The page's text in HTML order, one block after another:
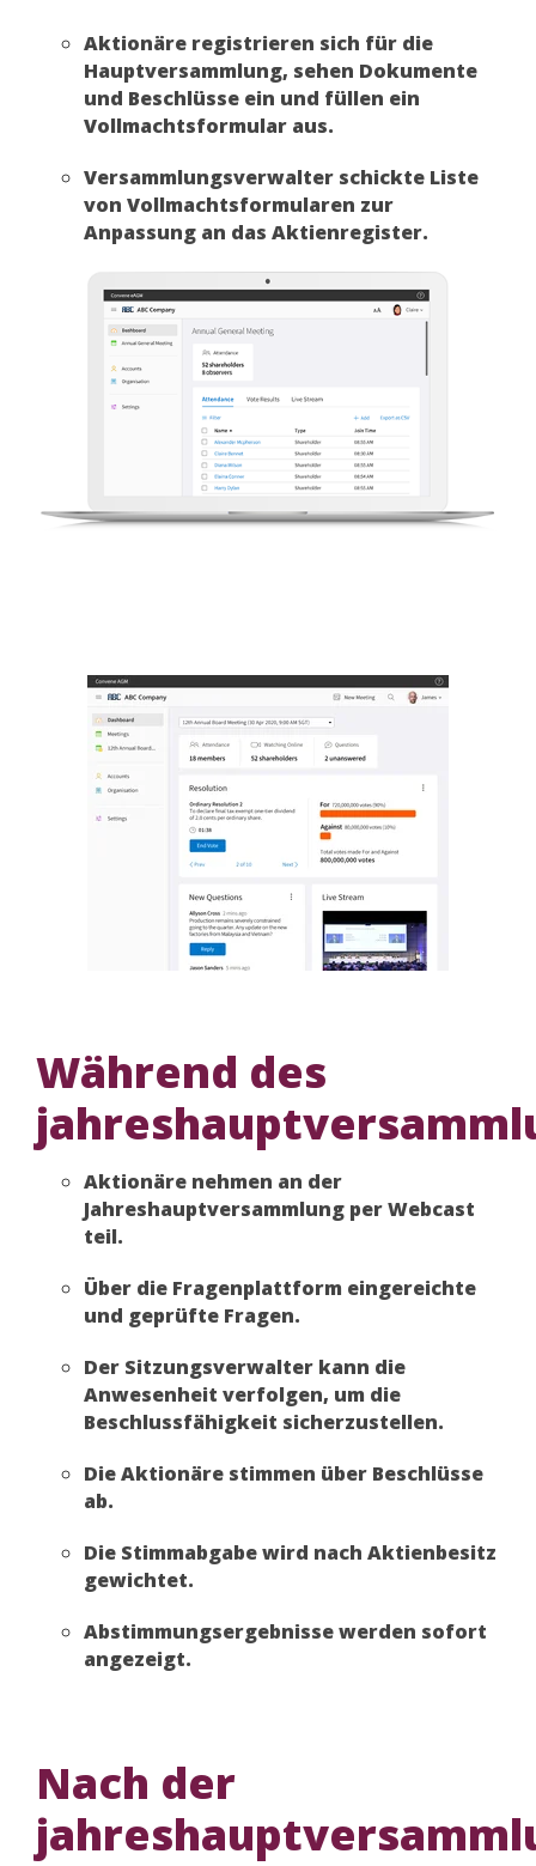
Aktionäre registrieren sich für die
Hauptversammlung, sehen Dokumente
und Beschlüsse ein und füllen ein
Vollmachtsformular aus.
Versammlungsverwalter schickte Liste
von Vollmachtsformularen zur
Anpassung an das Aktienregister.
Während des
Aktionäre nehmen an der
Jahreshauptversammlung per Webcast
teil.
Über die Fragenplattform eingereichte
und geprüfte Fragen.
Der Sitzungsverwalter kann die
Anwesenheit verfolgen, um die
Beschlussfähigkeit sicherzustellen.
Die Aktionäre stimmen über Beschlüsse
ab.
Die Stimmabgabe wird nach Aktienbesitz
gewichtet.
Abstimmungsergebnisse werden sofort
angezeigt.
Nach der